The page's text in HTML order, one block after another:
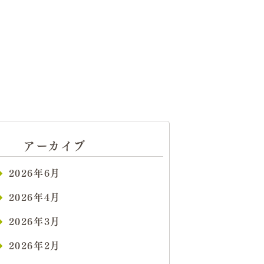
アーカイブ
2026年6月
2026年4月
2026年3月
2026年2月